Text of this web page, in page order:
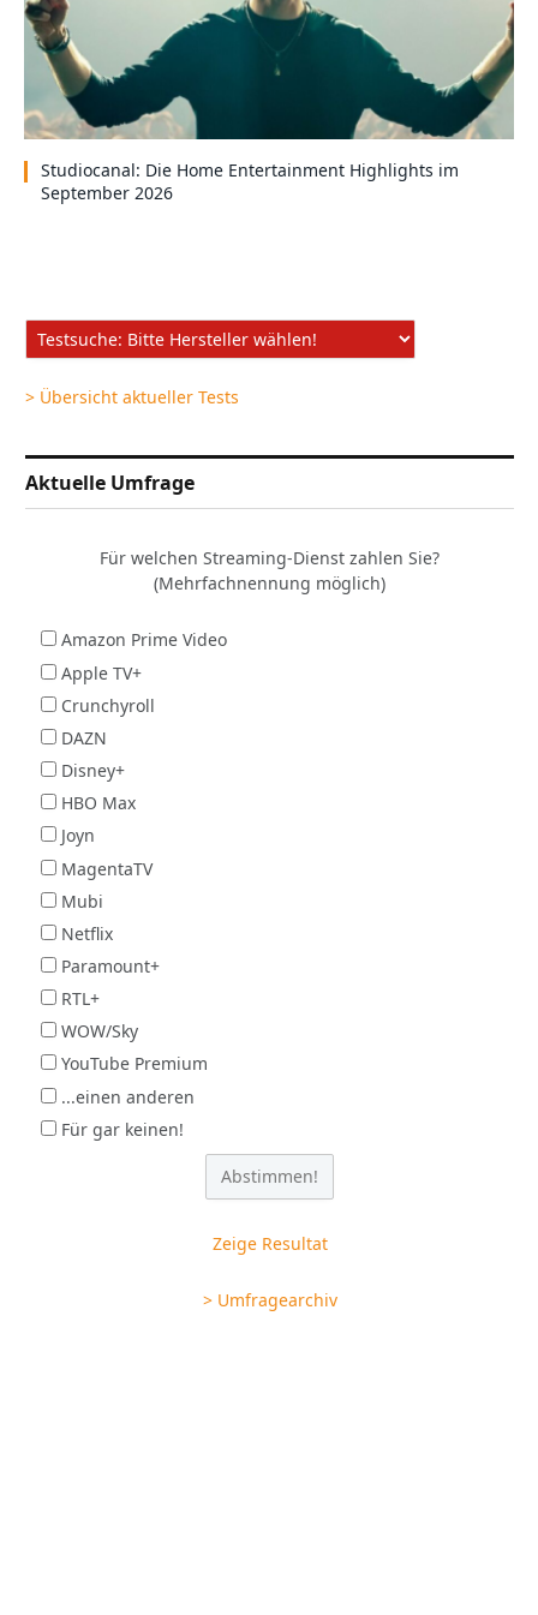
Studiocanal: Die Home Entertainment Highlights im
September 2026
> Übersicht aktueller Tests
Aktuelle Umfrage
Für welchen Streaming-Dienst zahlen Sie?
(Mehrfachnennung möglich)
Amazon Prime Video
Apple TV+
Crunchyroll
DAZN
Disney+
HBO Max
Joyn
MagentaTV
Mubi
Netflix
Paramount+
RTL+
WOW/Sky
YouTube Premium
...einen anderen
Für gar keinen!
Zeige Resultat
> Umfragearchiv